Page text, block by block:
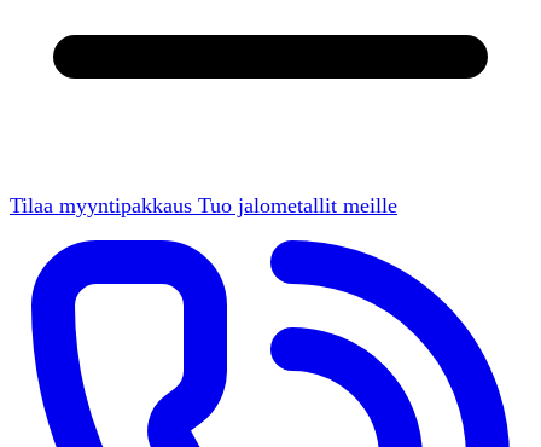
Tilaa myyntipakkaus Tuo jalometallit meille